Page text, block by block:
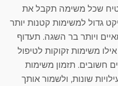
שכל משימה תקבל את
גדול למשימות קטנות יותר
ויותר בר השגה. תעדוף
משימות זקוקות לטיפול
חשובים. תזמון משימות
שונות, ולשמור אותך